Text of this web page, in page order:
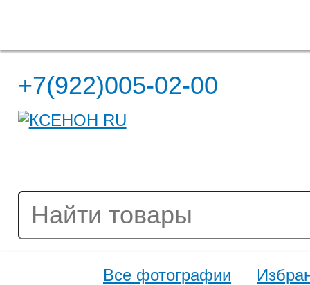
+7(922)005-02-00
Все фотографии